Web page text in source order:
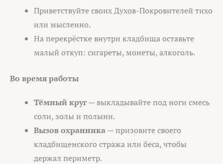
Приветствуйте своих Духов-Покровителей тихо
или мысленно.
На перекрёстке внутри кладбища оставьте
малый откуп: сигареты, монеты, алкоголь.
Во время работы
Тёмный круг— выкладывайте под ноги смесь
соли, золы и полыни.
Вызов охранника— призовите своего
кладбищенского стража или беса, чтобы
держал периметр.